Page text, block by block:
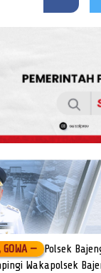
— Polsek
Wakapolsek